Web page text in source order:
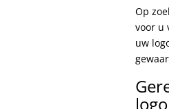
Op
voor u
uw
logo